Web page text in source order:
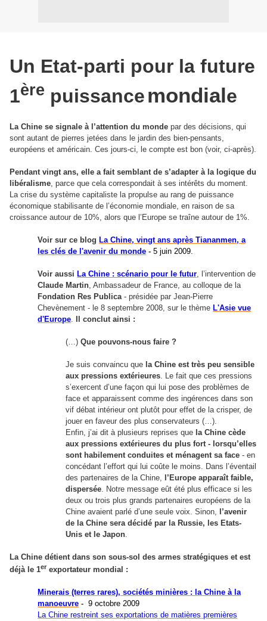
Un Etat-parti pour la future
1ère puissancemondiale
La Chine se signale à l’attention du monde par des décisions, qui
sont autant de pierres jetées dans le jardin des bien-pensants,
européens et américain. Ces jours-ci, le compte est bon (voir, ci-après).
Pendant vingt ans, elle a fait semblant de s’adapter à la logique du
libéralisme , parce que cela correspondait à ses intérêts du moment.
La crise du système capitaliste la propulse au rang de puissance
économique stabilisante de l’économie mondiale, en raison de sa
croissance autour de 10%, alors que l’Europe se traîne autour de 1%.
Voir sur ce blog La Chine, vingt ans après Tiananmen, a
les clés de l'avenir du monde - 5 juin 2009.
Voir aussi La Chine : scénario pour le futur , l’intervention de
Claude Martin , Ambassadeur de France, au colloque de la
Fondation Res Publica - présidée par Jean-Pierre
Chevènement - le 8 septembre 2008, sur le thèmeL'Asie vue
d'Europe .Il conclut ainsi :
(…)Que pouvons-nous faire ?
Je suis convaincu que la Chine est très peu sensible
aux pressions extérieures . Le fait que ces pressions
s’exercent d’une façon qui lui pose des problèmes de
face et apparaissent comme des ingérences dans son
vif débat intérieur ont plutôt pour effet de la crisper, de
jouer en faveur des plus conservateurs (…).
Enfin, j’ai dit à plusieurs reprises que la Chine cède
aux pressions extérieures du plus fort - lorsqu’elles
sont habilement conduites et ménagent sa face - en
concédant l’effort qui lui coûte le moins. Dans l’éventail
des partenaires de la Chine, l’Europe apparaît faible,
dispersée . Notre message eût été plus efficace si les
deux ou trois plus grands partenaires européens de la
Chine avaient parlé d’une seule voix. Sinon, l’avenir
de la Chine sera décidé par la Russie, les Etats-
Unis et le Japon
La Chine détient dans son sous-sol des armes stratégiques et est
déjà le 1er exportateur mondial :
Minerais (terres rares), sociétés minières : la Chine à la
manoeuvre - 9 octobre 2009
La Chine restreint ses exportations de matières premières